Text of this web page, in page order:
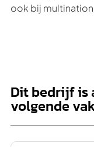
ook bij
Dit bedrijf is
volgende